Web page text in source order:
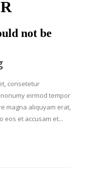
consetetur
eirmod tempor
magna aliquyam erat,
eos et accusam et...